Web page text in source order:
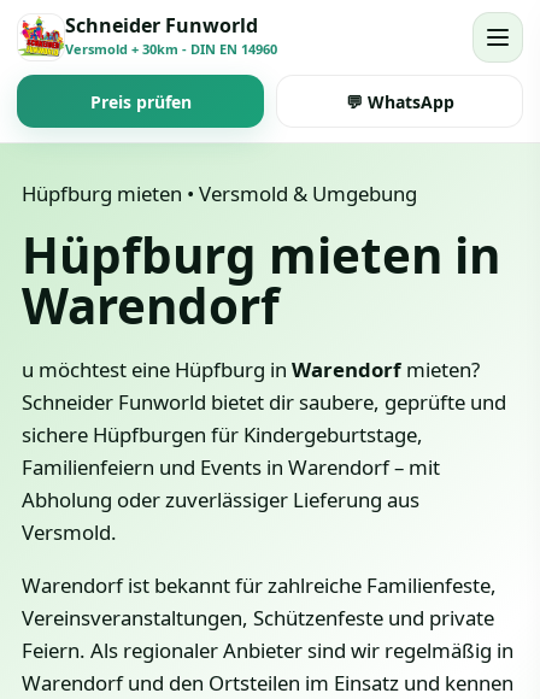
Schneider Funworld
Versmold + 30km - DIN EN 14960
Preis prüfen 💬 WhatsApp
Hüpfburg mieten • Versmold & Umgebung
Hüpfburg mieten in
Warendorf
u möchtest eine Hüpfburg in Warendorf mieten?
Schneider Funworld bietet dir saubere, geprüfte und
sichere Hüpfburgen für Kindergeburtstage,
Familienfeiern und Events in Warendorf – mit
Abholung oder zuverlässiger Lieferung aus
Versmold.
Warendorf ist bekannt für zahlreiche Familienfeste,
Vereinsveranstaltungen, Schützenfeste und private
Feiern. Als regionaler Anbieter sind wir regelmäßig in
Warendorf und den Ortsteilen im Einsatz und kennen